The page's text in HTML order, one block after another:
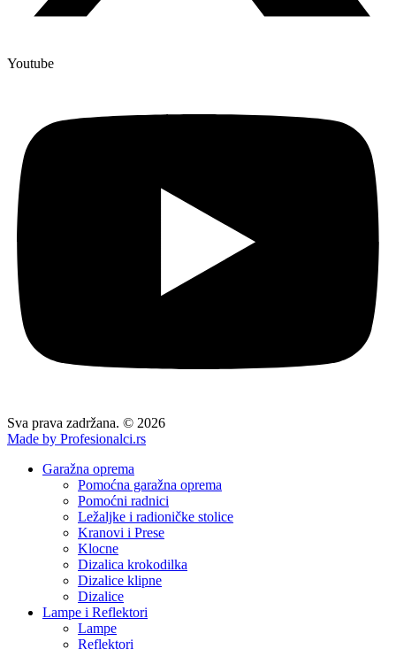
Youtube
Sva prava zadržana. © 2026
Made by Profesionalci.rs
Garažna oprema
Pomoćna garažna oprema
Pomoćni radnici
Ležaljke i radioničke stolice
Kranovi i Prese
Klocne
Dizalica krokodilka
Dizalice klipne
Dizalice
Lampe i Reflektori
Lampe
Reflektori